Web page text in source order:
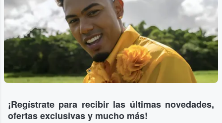
¡Regístrate para recibir las últimas novedades,
ofertas exclusivas y mucho más!